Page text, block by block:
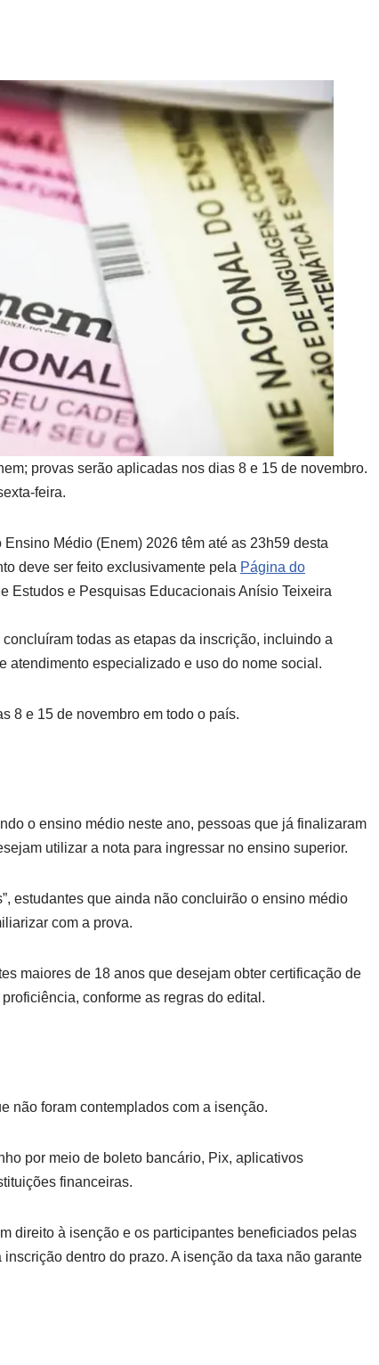
provas serão aplicadas nos dias 8 e 15 de novembro.
feira.
Médio (Enem) 2026 têm até as 23h59 desta
deve ser feito exclusivamente pela Página do
Estudos e Pesquisas Educacionais Anísio Teixeira
todas as etapas da inscrição, incluindo a
atendimento especializado e uso do nome social.
8 e 15 de novembro em todo o país.
o ensino médio neste ano, pessoas que já finalizaram
utilizar a nota para ingressar no ensino superior.
estudantes que ainda não concluirão o ensino médio
com a prova.
maiores de 18 anos que desejam obter certificação de
conforme as regras do edital.
não foram contemplados com a isenção.
por meio de boleto bancário, Pix, aplicativos
financeiras.
direito à isenção e os participantes beneficiados pelas
dentro do prazo. A isenção da taxa não garante